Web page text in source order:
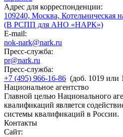
Адрес для корреспонденции:
109240, Москва, Котельническая
(В РСПП для АНО «НАРК»)
E-mail:
nok-nark@nark.ru
Пресс-служба:
pr@nark.ru
Пресс-служба:
+7 (495) 966-16-86 (доб. 1019 или
Национальное агентство
Главной целью Национального
квалификаций является
системы квалификаций в России.
Контакты
Сайт: